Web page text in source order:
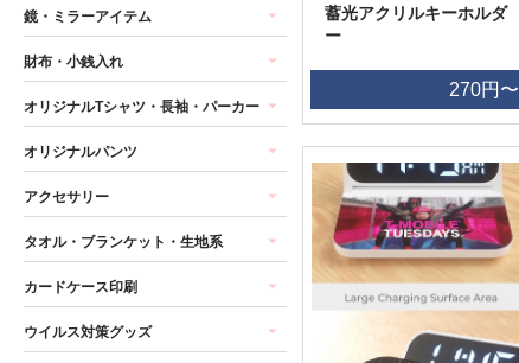
蓄光アクリルキーホルダ
ー
270円〜
鏡・ミラーアイテム
財布・小銭入れ
オリジナルTシャツ・長袖・パーカー
オリジナルパンツ
アクセサリー
タオル・ブランケット・生地系
カードケース印刷
ウイルス対策グッズ